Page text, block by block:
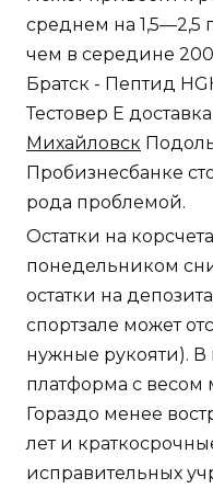
среднем на 1,5—2,5
чем в середине
Братск - Пептид
Тестовер Е доставка
Михайловск
Пробизнесбанке
рода проблемой.
Остатки на
понедельником
остатки на
спортзале может
нужные рукояти). В
платформа с весом
Гораздо менее
лет и
исправительных